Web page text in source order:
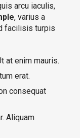
arcu iaculis,
, varius a
facilisis turpis
at enim mauris.
erat.
consequat
Aliquam